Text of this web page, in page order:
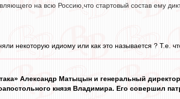
на всю Россию,что стартовый состав ему
некоторую идиому или как это называется ? Т.е.
Александр Матыцын и генеральный
князя Владимира. Его совершил